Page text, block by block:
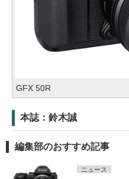
GFX 50R
本誌：鈴木誠
編集部のおすすめ記事
ニュース